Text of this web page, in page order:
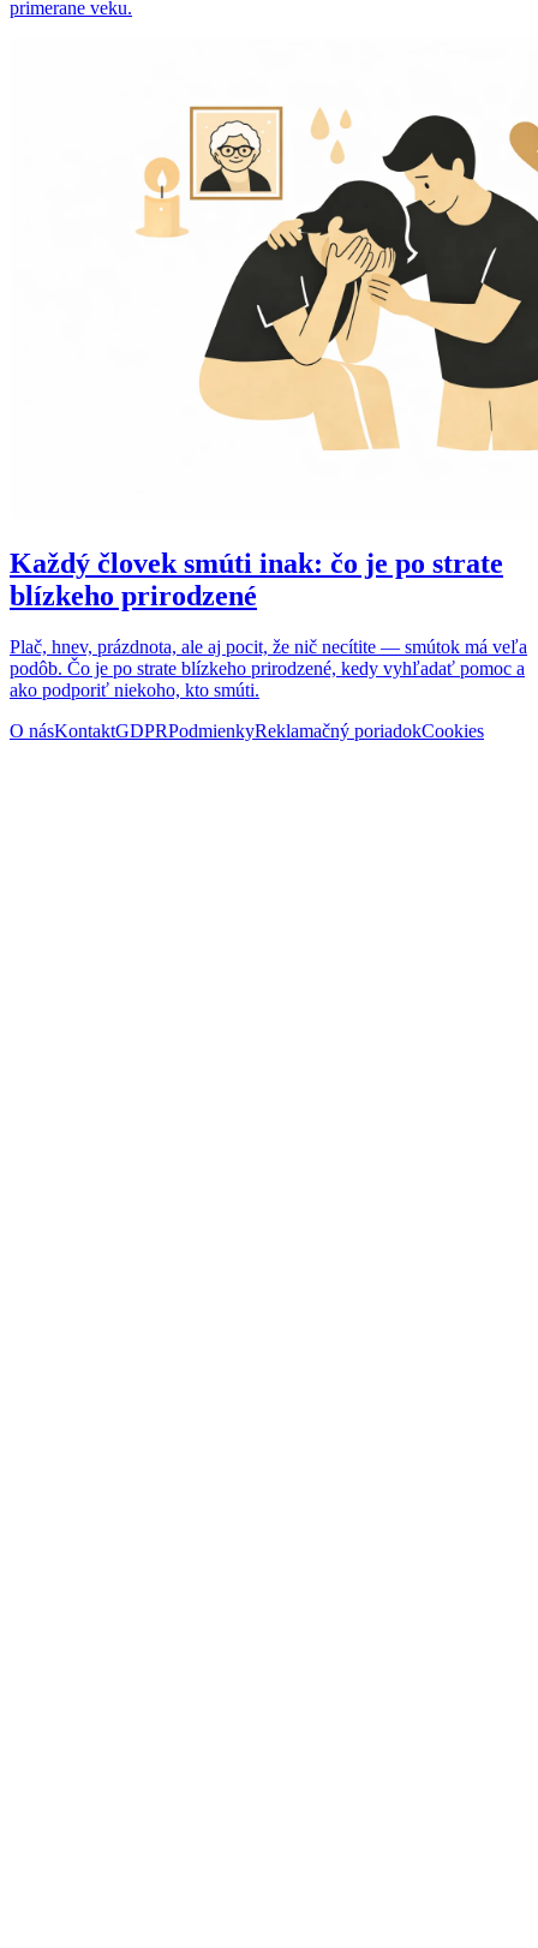
primerane veku.
Každý človek smúti inak: čo je po strate
blízkeho prirodzené
Plač, hnev, prázdnota, ale aj pocit, že nič necítite — smútok má veľa
podôb. Čo je po strate blízkeho prirodzené, kedy vyhľadať pomoc a
ako podporiť niekoho, kto smúti.
O násKontaktGDPRPodmienkyReklamačný poriadokCookies